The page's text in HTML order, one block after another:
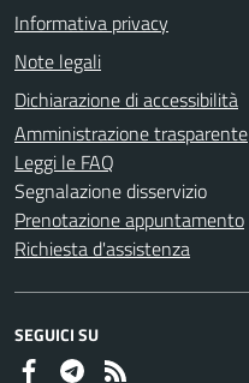
Informativa privacy
Note legali
Dichiarazione di accessibilità
Amministrazione trasparente
Leggi le FAQ
Segnalazione disservizio
Prenotazione appuntamento
Richiesta d'assistenza
SEGUICI SU